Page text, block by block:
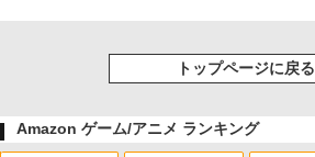
トップページに戻る
Amazon ゲーム/アニメ ランキング